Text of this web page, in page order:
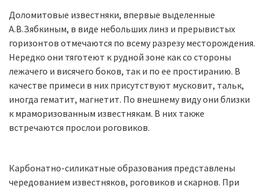
Доломитовые известняки, впервые выделенные
А.В.Зябкиным, в виде небольших линз и прерывистых
горизонтов отмечаются по всему разрезу месторождения.
Нередко они тяготеют к рудной зоне как со стороны
лежачего и висячего боков, так и по ее простиранию. В
качестве примеси в них присутствуют мусковит, тальк,
иногда гематит, магнетит. По внешнему виду они близки
к мраморизованным известнякам. В них также
встречаются прослои роговиков.
Карбонатно-силикатные образования представлены
чередованием известняков, роговиков и скарнов. При